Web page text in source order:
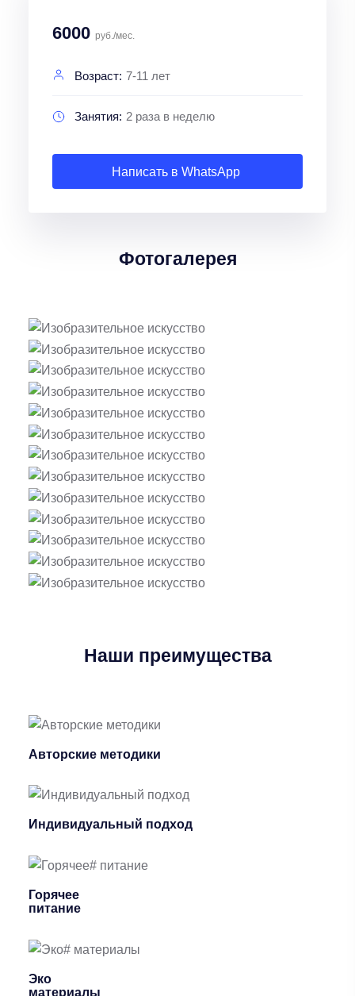
6000 руб./мес.
Возраст: 7-11 лет
Занятия: 2 раза в неделю
Написать в WhatsApp
Фотогалерея
Наши преимущества
Авторские методики
Индивидуальный подход
Горячее
питание
Эко
материалы